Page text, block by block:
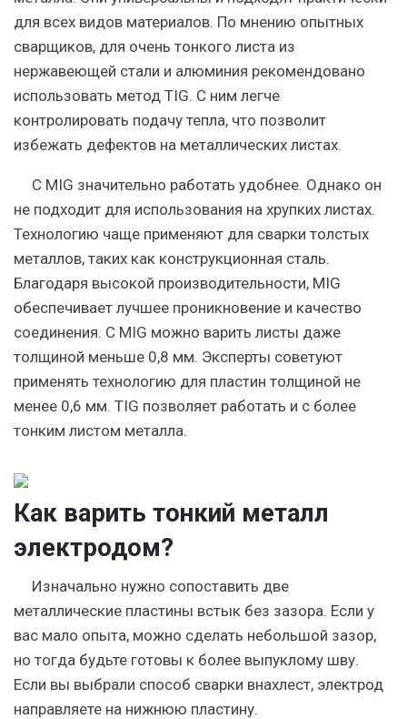
для всех видов материалов. По мнению опытных
сварщиков, для очень тонкого листа из
нержавеющей стали и алюминия рекомендовано
использовать метод TIG. С ним легче
контролировать подачу тепла, что позволит
избежать дефектов на металлических листах.
С MIG значительно работать удобнее. Однако он
не подходит для использования на хрупких листах.
Технологию чаще применяют для сварки толстых
металлов, таких как конструкционная сталь.
Благодаря высокой производительности, MIG
обеспечивает лучшее проникновение и качество
соединения. С MIG можно варить листы даже
толщиной меньше 0,8 мм. Эксперты советуют
применять технологию для пластин толщиной не
менее 0,6 мм. TIG позволяет работать и с более
тонким листом металла.
Как варить тонкий металл
электродом?
Изначально нужно сопоставить две
металлические пластины встык без зазора. Если у
вас мало опыта, можно сделать небольшой зазор,
но тогда будьте готовы к более выпуклому шву.
Если вы выбрали способ сварки внахлест, электрод
направляете на нижнюю пластину.